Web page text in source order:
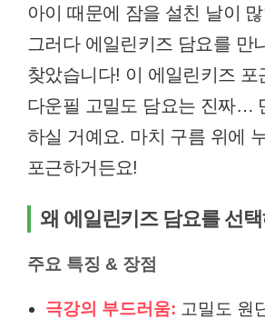
아이 때문에 잠을 설친 날이
그러다 에일린키즈 담요를 만
찾았습니다! 이 에일린키즈 포
다운필 고밀도 담요는 진짜…
하실 거예요. 마치 구름 위에
포근하거든요!
왜 에일린키즈 담요를 선
주요 특징 & 장점
극강의 부드러움: 고밀도 원